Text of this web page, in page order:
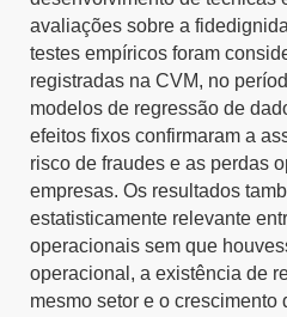
avaliações sobre a
testes empíricos foram
registradas na CVM, no
modelos de regressão de
efeitos fixos confirmaram a
risco de fraudes e as perdas
empresas. Os resultados
estatisticamente relevante
operacionais sem que
operacional, a existência de
mesmo setor e o